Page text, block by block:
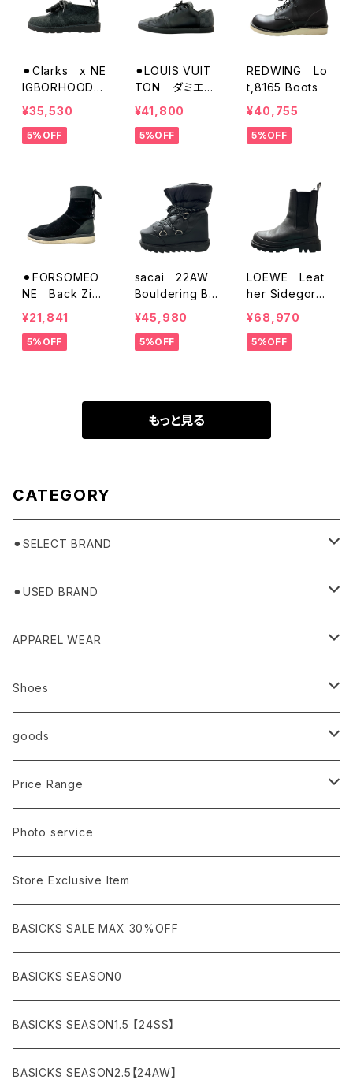
⚫︎Clarks x NE
IGBORHOOD
デザートブーツ
¥35,530
5%OFF
⚫︎LOUIS VUIT
TON ダミエロ
ーカットスニー
カー
¥41,800
5%OFF
REDWING Lo
t,8165 Boots
¥40,755
5%OFF
⚫︎FORSOMEO
NE Back Zip
Boots
¥21,841
5%OFF
sacai 22AW
Bouldering Bo
ots
¥45,980
5%OFF
LOEWE Leat
her Sidegore
Boots
¥68,970
5%OFF
もっと見る
CATEGORY
⚫︎SELECT BRAND
BASICKS
HUMMEL 00
⚫︎USED BRAND
Domestic
Ancellm
AURALEE
ANCHOR
asics
Import
ANN DEMEULEMEESTER
ARMANI / EXCHANGE / JEANS
agnes b
ARC'TERYX
APPAREL WEAR
TOPS
T-SHIRTS (Tシャツ）
LSV (長袖Tシャツ）
VEST(ベスト）
OUTER
BLOUSON (ブルゾン）
JACKET (ジャケット)
BOTTOMS
DENIM (デニム)
CARGO (カーゴ)
Shoes
Sneaker
Leather shoes
Sandals
Boots
goods
Eye wear
Cap/Hat
Bag / Wallet
Watch
Interior
Figure/etc...
Accessory
Price Range
¥1,000〜¥5,000
¥5,000〜¥10,000
¥10,000〜¥30,000
¥30,000〜¥50,000
¥50,000〜¥100,000
¥100,000〜¥150,000
Photo service
Store Exclusive Item
BASICKS SALE MAX 30%OFF
BASICKS SEASON0
BASICKS SEASON1.5 【24SS】
BASICKS SEASON2.5【24AW】